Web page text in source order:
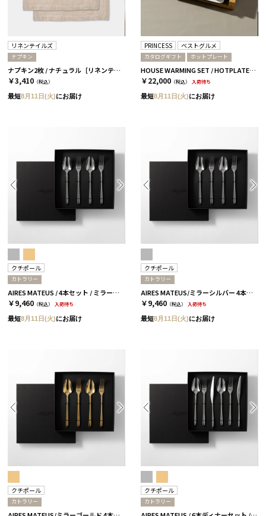
リネンテイルズ
ナプキン
ナプキン2枚 / ナチュラル［リネンテイル］
￥3,410 （税込）
最短8月11日(火)にお届け
PRINCESS ベストグルメ
カタログギフト ホットプレート
HOUSE WARMING SET / HOTPLATE-mini & CATALOG アリーグル
￥22,000 （税込） 入荷待ち
最短8月11日(火)にお届け
クチポール
カトラリー
AIRES MATEUS / 4本セット / ミラーシルバー［クチポール］
￥9,460 （税込） 入荷待ち
最短8月11日(火)にお届け
クチポール
カトラリー
AIRES MATEUS/ミラーシルバー 4本セット［クチポール］
￥9,460 （税込） 入荷待ち
最短8月11日(火)にお届け
クチポール
カトラリー
クチポール
カトラリー